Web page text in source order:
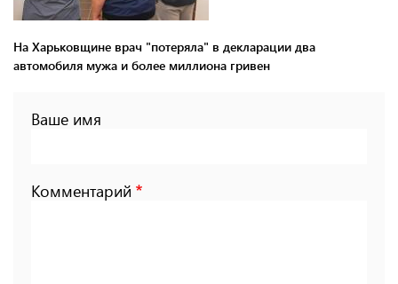
На Харьковщине врач "потеряла" в декларации два
автомобиля мужа и более миллиона гривен
Ваше имя
Комментарий